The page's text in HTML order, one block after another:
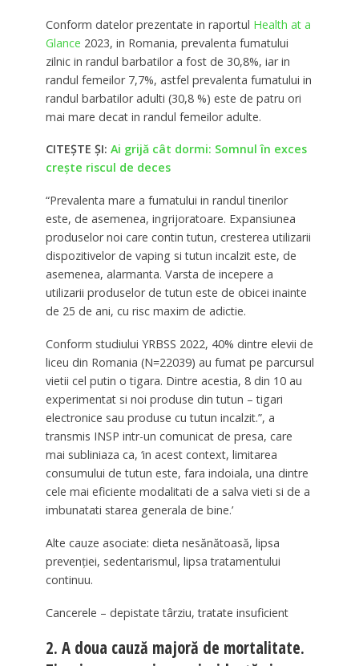
Conform datelor prezentate in raportul Health at a
Glance 2023, in Romania, prevalenta fumatului
zilnic in randul barbatilor a fost de 30,8%, iar in
randul femeilor 7,7%, astfel prevalenta fumatului in
randul barbatilor adulti (30,8 %) este de patru ori
mai mare decat in randul femeilor adulte.
CITEȘTE ȘI: Ai grijă cât dormi: Somnul în exces
crește riscul de deces
“Prevalenta mare a fumatului in randul tinerilor
este, de asemenea, ingrijoratoare. Expansiunea
produselor noi care contin tutun, cresterea utilizarii
dispozitivelor de vaping si tutun incalzit este, de
asemenea, alarmanta. Varsta de incepere a
utilizarii produselor de tutun este de obicei inainte
de 25 de ani, cu risc maxim de adictie.
Conform studiului YRBSS 2022, 40% dintre elevii de
liceu din Romania (N=22039) au fumat pe parcursul
vietii cel putin o tigara. Dintre acestia, 8 din 10 au
experimentat si noi produse din tutun – tigari
electronice sau produse cu tutun incalzit.”, a
transmis INSP intr-un comunicat de presa, care
mai subliniaza ca, ‘in acest context, limitarea
consumului de tutun este, fara indoiala, una dintre
cele mai eficiente modalitati de a salva vieti si de a
imbunatati starea generala de bine.’
Alte cauze asociate: dieta nesănătoasă, lipsa
prevenției, sedentarismul, lipsa tratamentului
continuu.
Cancerele – depistate târziu, tratate insuficient
2. A doua cauză majoră de mortalitate.